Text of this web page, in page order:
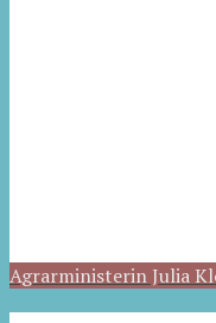
Agrarministerin Julia